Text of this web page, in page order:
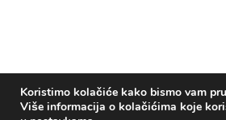
Koristimo kolačiće kako bismo vam
Više informacija o kolačićima koje